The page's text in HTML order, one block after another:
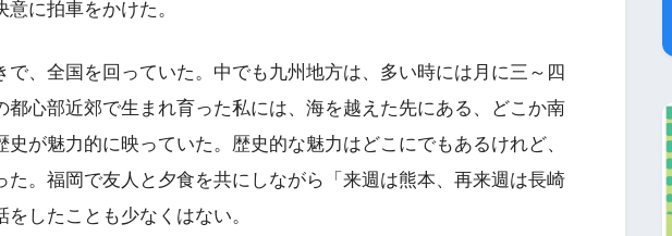
に拍車をかけた。
、全国を回っていた。中でも九州地方は、多い時には月に三～四
都心部近郊で生まれ育った私には、海を越えた先にある、どこか南
史が魅力的に映っていた。歴史的な魅力はどこにでもあるけれど、
た。福岡で友人と夕食を共にしながら「来週は熊本、再来週は長崎
したことも少なくはない。